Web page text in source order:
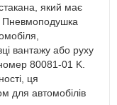
який має
Пневмоподушка
вантажу або руху
80081-01 K.
ця
для автомобілів